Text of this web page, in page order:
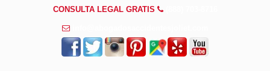
CONSULTA LEGAL GRATIS